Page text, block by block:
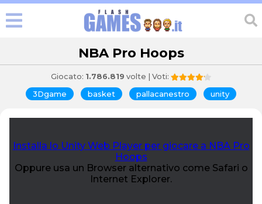
NBA Pro Hoops
Giocato: 1.786.819 volte | Voti:
3Dgame basket pallacanestro unity
Installa lo Unity Web Player per giocare a NBA Pro
Hoops
Oppure usa un Browser alternativo come Safari o
Internet Explorer.